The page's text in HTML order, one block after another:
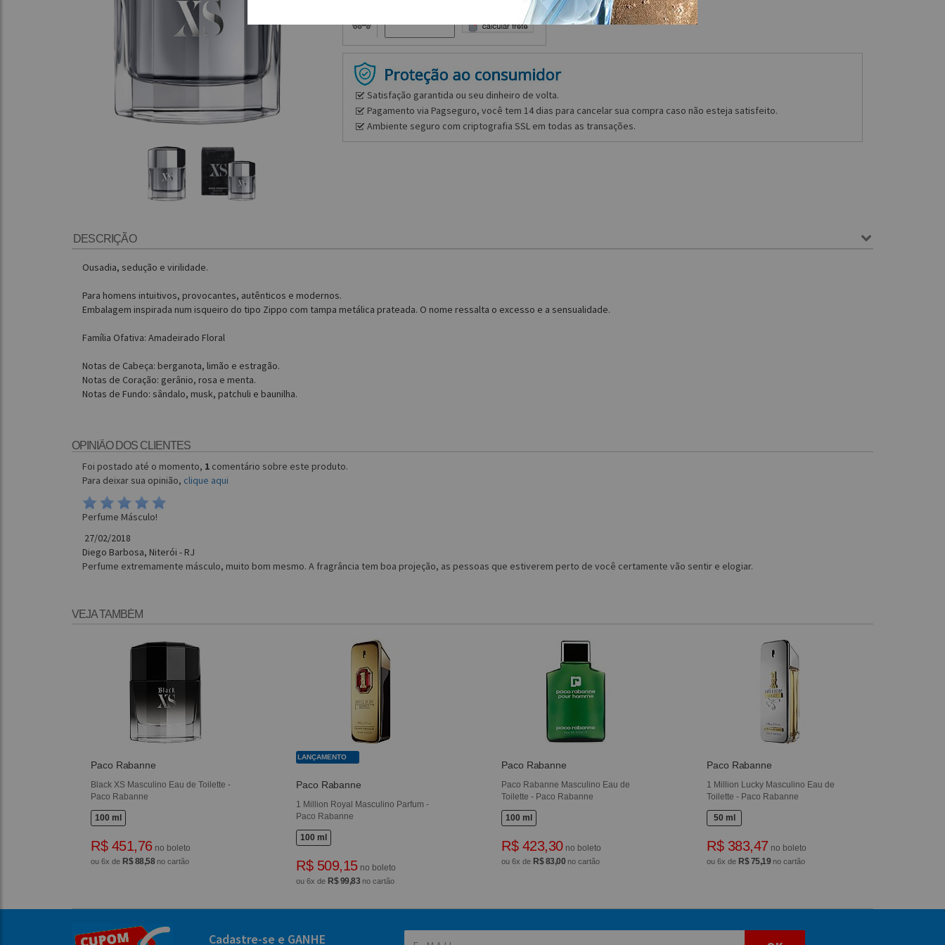
Satisfação garantida ou seu dinheiro de volta.
Pagamento via Pagseguro, você tem 14 dias para cancelar sua compra caso não esteja satisfeito.
Ambiente seguro com criptografia SSL em todas as transações.
DESCRIÇÃO
Ousadia, sedução e virilidade.
Para homens intuitivos, provocantes, autênticos e modernos.
Embalagem inspirada num isqueiro do tipo Zippo com tampa metálica prateada. O nome ressalta o excesso e a sensualidade.
Família Ofativa: Amadeirado Floral
Notas de Cabeça: berganota, limão e estragão.
Notas de Coração: gerânio, rosa e menta.
Notas de Fundo: sândalo, musk, patchuli e baunilha.
OPINIÃO DOS CLIENTES
Foi postado até o momento, 1 comentário sobre este produto.
Para deixar sua opinião, clique aqui
Perfume Másculo!
27/02/2018
Diego Barbosa, Niterói - RJ
Perfume extremamente másculo, muito bom mesmo. A fragrância tem boa projeção, as pessoas que estiverem perto de você certamente vão sentir e elogiar.
VEJA TAMBÉM
Paco Rabanne
Black XS Masculino Eau de Toilette -
Paco Rabanne
100 ml
R$ 451,76no boleto
ou 6x de R$ 88,58no cartão
LANÇAMENTO
Paco Rabanne
1 Million Royal Masculino Parfum -
Paco Rabanne
100 ml
R$ 509,15no boleto
ou 6x de R$ 99,83 no cartão
Paco Rabanne
Paco Rabanne Masculino Eau de
Toilette - Paco Rabanne
100 ml
R$ 423,30no boleto
ou 6x de R$ 83,00 no cartão
Paco Rabanne
1 Million Lucky Masculino Eau de
Toilette - Paco Rabanne
50 ml
R$ 383,47 no boleto
ou 6x de R$ 75,19 no cartão
Cadastre-se e GANHE